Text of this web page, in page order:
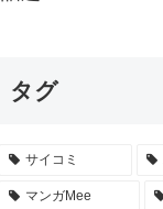
タグ
サイコミ
マンガMee